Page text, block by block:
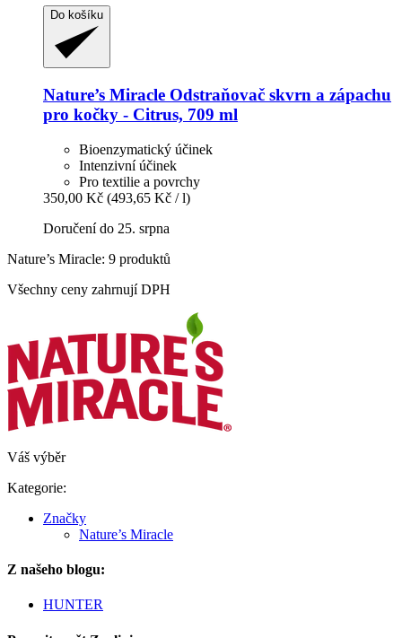
Do košíku
Nature’s Miracle Odstraňovač skvrn a zápachu
pro kočky -​ Citrus, 709 ml
Bioenzymatický účinek
Intenzivní účinek
Pro textilie a povrchy
350,00 Kč (493,65 Kč / l)
Doručení do 25. srpna
Nature’s Miracle: 9 produktů
Všechny ceny zahrnují DPH
Váš výběr
Kategorie:
Značky
Nature’s Miracle
Z našeho blogu:
HUNTER